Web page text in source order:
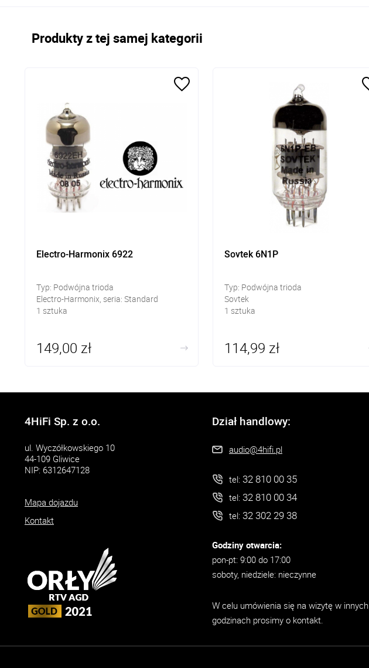
Produkty z tej samej kategorii
Electro-Harmonix 6922
Typ: Podwójna trioda
Electro-Harmonix, seria: Standard
1 sztuka
149,00 zł
Sovtek 6N1P
Typ: Podwójna trioda
Sovtek
1 sztuka
114,99 zł
4HiFi Sp. z o.o.
ul. Wyczółkowskiego 10
44-109 Gliwice
NIP: 6312647128
Mapa dojazdu
Kontakt
Dział handlowy:
audio@4hifi.pl
tel: 32 810 00 35
tel: 32 810 00 34
tel: 32 302 29 38
Godziny otwarcia:
pon-pt: 9:00 do 17:00
soboty, niedziele: nieczynne
W celu umówienia się na wizytę w innych
godzinach prosimy o kontakt.